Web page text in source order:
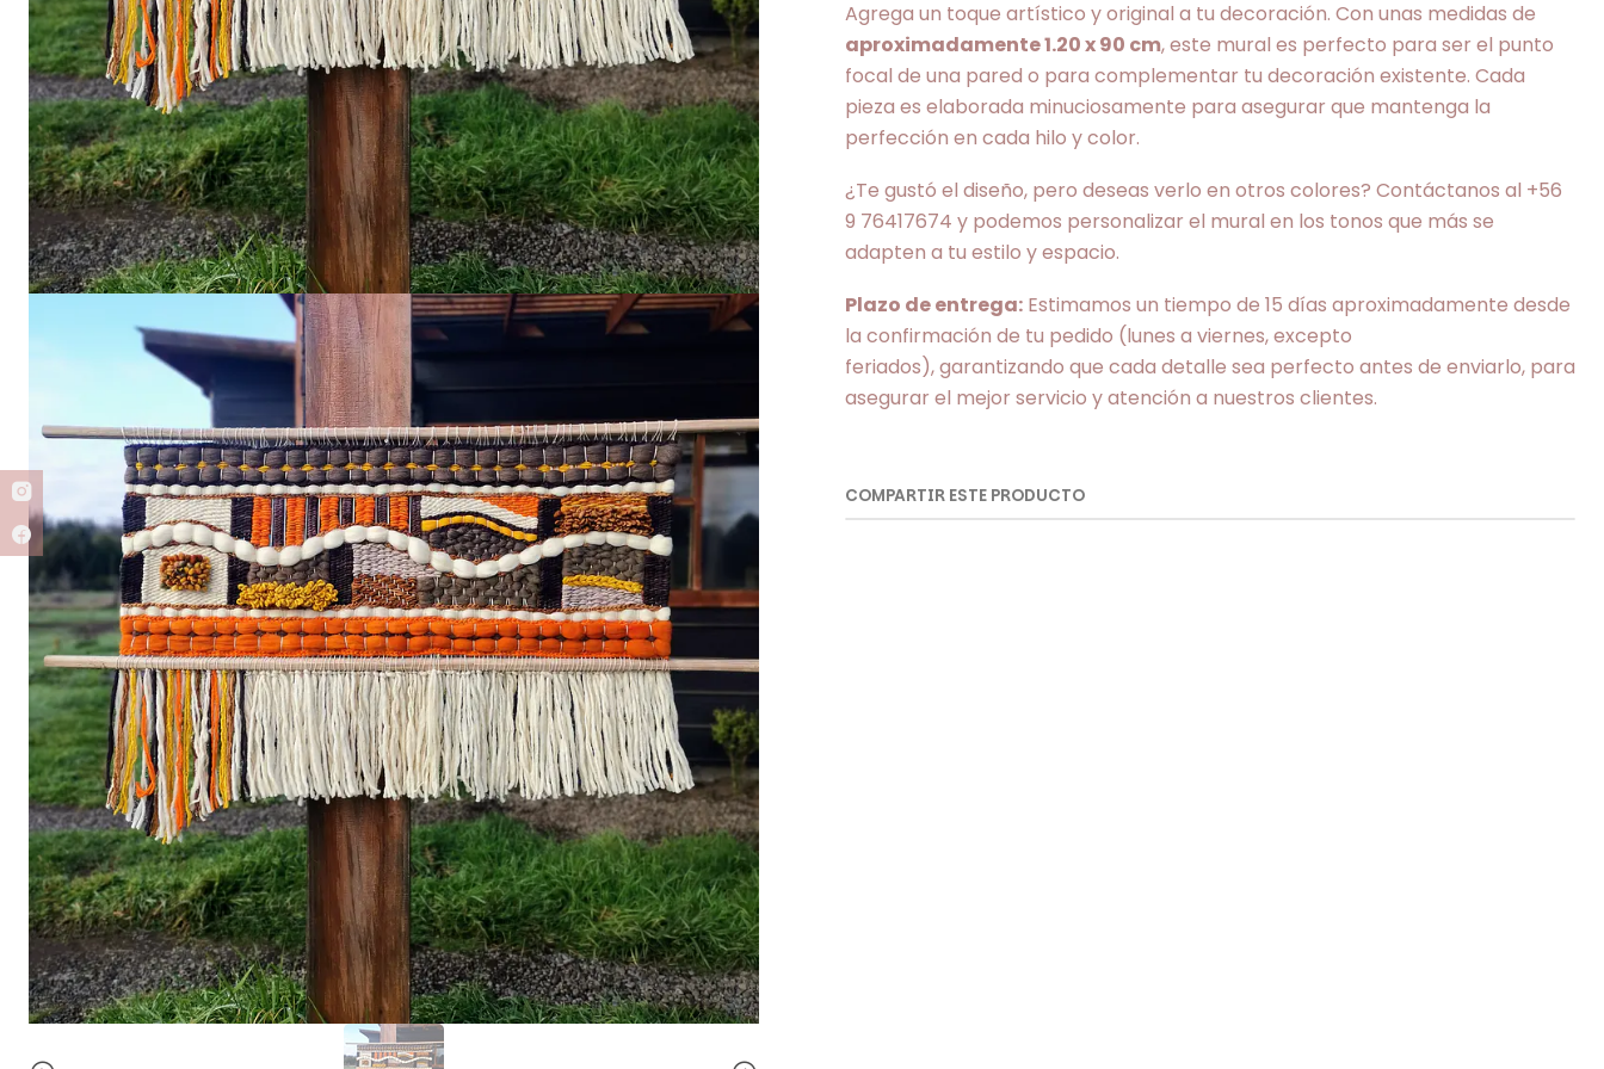
Agrega un toque artístico y original a tu decoración. Con unas medidas de
aproximadamente 1.20 x 90 cm, este mural es perfecto para ser el punto
focal de una pared o para complementar tu decoración existente. Cada
pieza es elaborada minuciosamente para asegurar que mantenga la
perfección en cada hilo y color.
¿Te gustó el diseño, pero deseas verlo en otros colores? Contáctanos al +56
9 76417674 y podemos personalizar el mural en los tonos que más se
adapten a tu estilo y espacio.
Plazo de entrega: Estimamos un tiempo de 15 días aproximadamente desde
la confirmación de tu pedido (lunes a viernes, excepto
feriados), garantizando que cada detalle sea perfecto antes de enviarlo, para
asegurar el mejor servicio y atención a nuestros clientes.
COMPARTIR ESTE PRODUCTO